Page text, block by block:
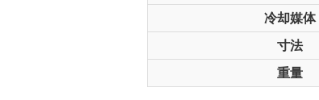
冷却媒体
寸法
重量